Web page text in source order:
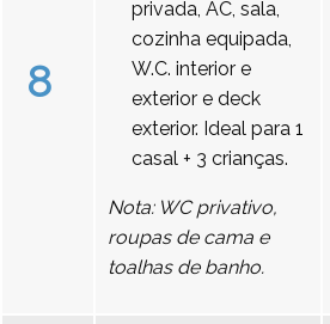
8
privada, AC, sala,
cozinha equipada,
W.C. interior e
exterior e deck
exterior. Ideal para 1
casal + 3 crianças.
Nota: WC privativo,
roupas de cama e
toalhas de banho.